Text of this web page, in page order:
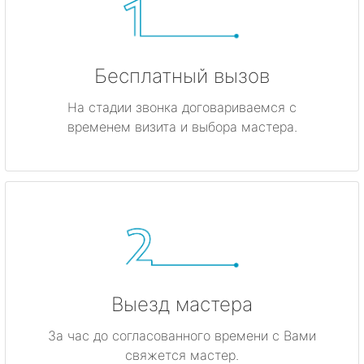
Бесплатный вызов
На стадии звонка договариваемся с
временем визита и выбора мастера.
Выезд мастера
За час до согласованного времени с Вами
свяжется мастер.